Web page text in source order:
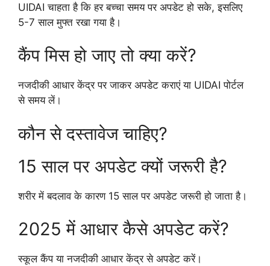
UIDAI चाहता है कि हर बच्चा समय पर अपडेट हो सके, इसलिए
5-7 साल मुफ्त रखा गया है।
कैंप मिस हो जाए तो क्या करें?
नजदीकी आधार केंद्र पर जाकर अपडेट कराएं या UIDAI पोर्टल
से समय लें।
कौन से दस्तावेज चाहिए?
15 साल पर अपडेट क्यों जरूरी है?
शरीर में बदलाव के कारण 15 साल पर अपडेट जरूरी हो जाता है।
2025 में आधार कैसे अपडेट करें?
स्कूल कैंप या नजदीकी आधार केंद्र से अपडेट करें।